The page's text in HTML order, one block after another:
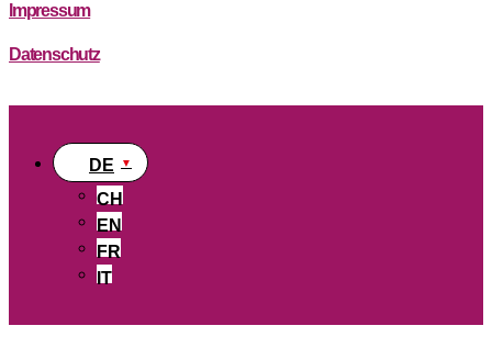
Impressum
Datenschutz
DE
CH
EN
FR
IT